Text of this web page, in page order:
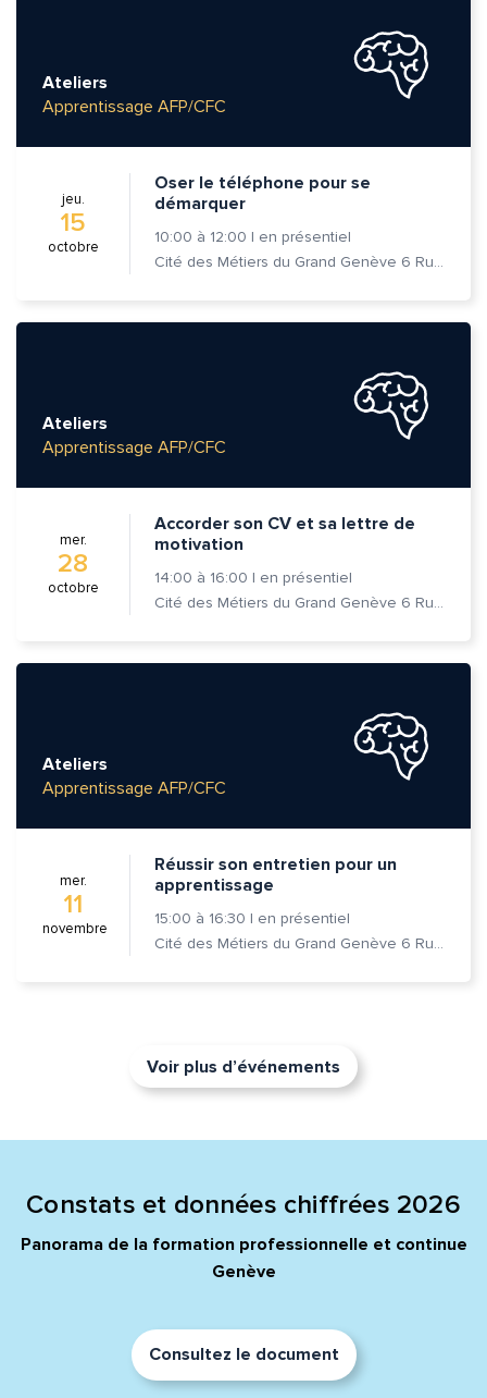
Ateliers
Apprentissage AFP/CFC
jeu.
15
octobre
Oser le téléphone pour se
démarquer
10:00 à 12:00 | en présentiel
Cité des Métiers du Grand Genève 6 Rue Prévost-Martin 1205 Genève
Ateliers
Apprentissage AFP/CFC
mer.
28
octobre
Accorder son CV et sa lettre de
motivation
14:00 à 16:00 | en présentiel
Cité des Métiers du Grand Genève 6 Rue Prévost-Martin 1205 Genève
Ateliers
Apprentissage AFP/CFC
mer.
11
novembre
Réussir son entretien pour un
apprentissage
15:00 à 16:30 | en présentiel
Cité des Métiers du Grand Genève 6 Rue Prévost-Martin 1205 Genève
Voir plus d’événements
Constats et données chiffrées 2026
Panorama de la formation professionnelle et continue
Genève
Consultez le document